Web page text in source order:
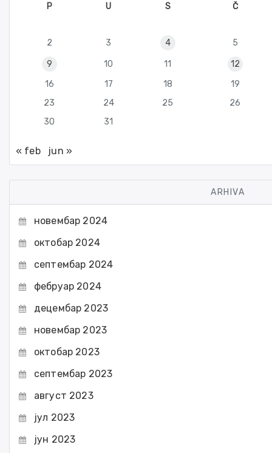
P
U S Č
2 3 4 5
9 10 11
12
16
17 18
19
23
24 25
26
30
31
« feb jun »
ARHIVA
новембар 2024
октобар 2024
септембар 2024
фебруар 2024
децембар 2023
новембар 2023
октобар 2023
септембар 2023
август 2023
јул 2023
јун 2023